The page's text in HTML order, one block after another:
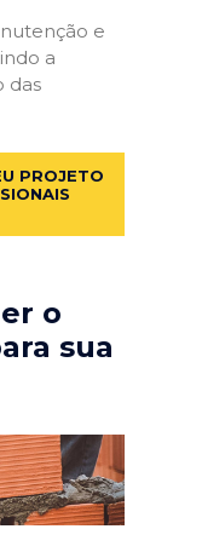
e
a
das
PROJETO
o
sua